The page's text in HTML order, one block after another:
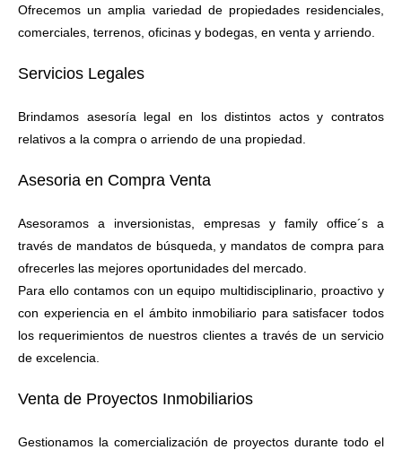
Ofrecemos un amplia variedad de propiedades residenciales,
comerciales, terrenos, oficinas y bodegas, en venta y arriendo.
Servicios Legales
Brindamos asesoría legal en los distintos actos y contratos
relativos a la compra o arriendo de una propiedad.
Asesoria en Compra Venta
Asesoramos a inversionistas, empresas y family office´s a
través de mandatos de búsqueda, y mandatos de compra para
ofrecerles las mejores oportunidades del mercado.
Para ello contamos con un equipo multidisciplinario, proactivo y
con experiencia en el ámbito inmobiliario para satisfacer todos
los requerimientos de nuestros clientes a través de un servicio
de excelencia.
Venta de Proyectos Inmobiliarios
Gestionamos la comercialización de proyectos durante todo el